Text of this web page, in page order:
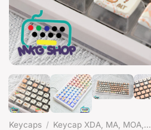
Keycaps / Keycap XDA, MA, MOA,...